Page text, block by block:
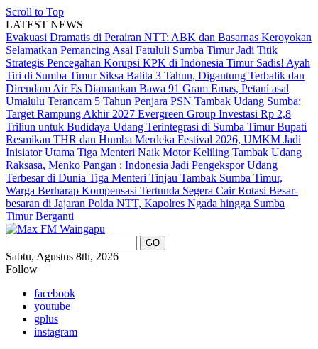
Scroll to Top
LATEST NEWS
Evakuasi Dramatis di Perairan NTT: ABK dan Basarnas Keroyokan
Selamatkan Pemancing Asal Fatululi Sumba Timur Jadi Titik
Strategis Pencegahan Korupsi KPK di Indonesia Timur Sadis! Ayah
Tiri di Sumba Timur Siksa Balita 3 Tahun, Digantung Terbalik dan
Direndam Air Es Diamankan Bawa 91 Gram Emas, Petani asal
Umalulu Terancam 5 Tahun Penjara PSN Tambak Udang Sumba:
Target Rampung Akhir 2027 Evergreen Group Investasi Rp 2,8
Triliun untuk Budidaya Udang Terintegrasi di Sumba TimurBupati
Resmikan THR dan Humba Merdeka Festival 2026, UMKM Jadi
Inisiator Utama Tiga Menteri Naik Motor Keliling Tambak Udang
Raksasa, Menko Pangan : Indonesia Jadi Pengekspor Udang
Terbesar di Dunia Tiga Menteri Tinjau Tambak Sumba Timur,
Warga Berharap Kompensasi Tertunda Segera CairRotasi Besar-
besaran di Jajaran Polda NTT, Kapolres Ngada hingga Sumba
Timur Berganti
Sabtu, Agustus 8th, 2026
Follow
facebook
youtube
gplus
instagram